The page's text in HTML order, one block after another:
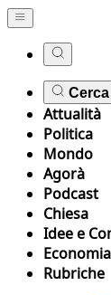
Cerca
Attualità
Politica
Mondo
Agorà
Podcast
Chiesa
Idee e
Economia
Rubriche